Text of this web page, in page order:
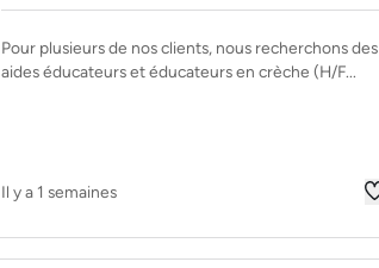
Pour plusieurs de nos clients, nous recherchons des
aides éducateurs et éducateurs en crèche (H/F...
Il y a 1 semaines